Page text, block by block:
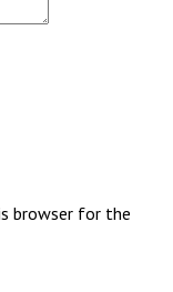
browser for the